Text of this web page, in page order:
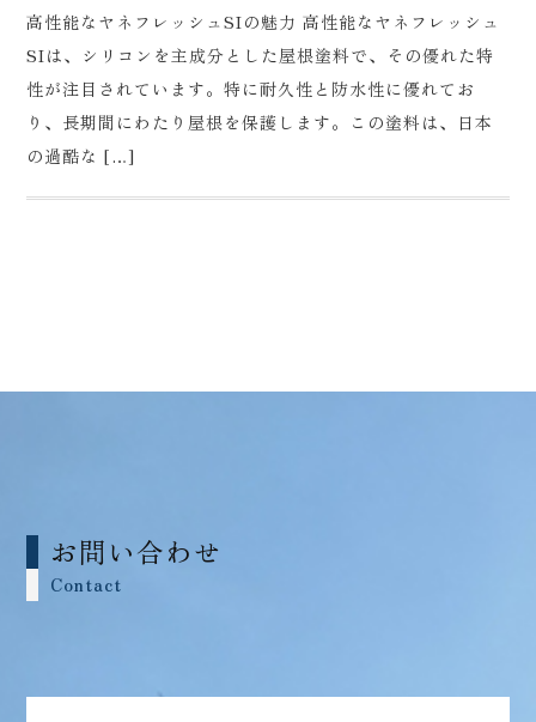
高性能なヤネフレッシュSIの魅力 高性能なヤネフレッシュ
SIは、シリコンを主成分とした屋根塗料で、その優れた特
性が注目されています。特に耐久性と防水性に優れてお
り、長期間にわたり屋根を保護します。この塗料は、日本
の過酷な […]
お問い合わせ
Contact